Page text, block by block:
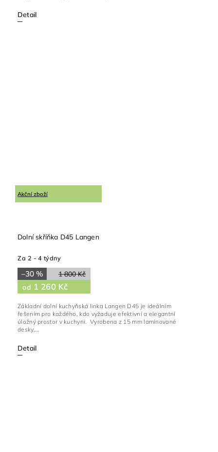
Detail
Akční zboží
Dolní skříňka D45 Langen
Za 2 - 4 týdny
1 800 Kč
–30 %
od 1 260 Kč
Detail
Základní dolní kuchyňská linka Langen D45 je ideálním
řešením pro každého, kdo vyžaduje efektivní a elegantní
úložný prostor v kuchyni. Vyrobena z 15 mm laminované
desky,...